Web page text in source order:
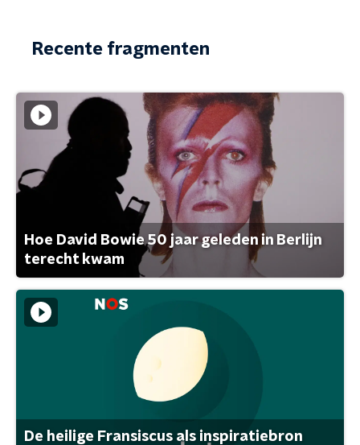
Recente fragmenten
Hoe David Bowie 50 jaar geleden in Berlijn
terecht kwam
De heilige Fransiscus als inspiratiebron